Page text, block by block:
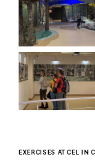
EXERCISES AT CEL IN